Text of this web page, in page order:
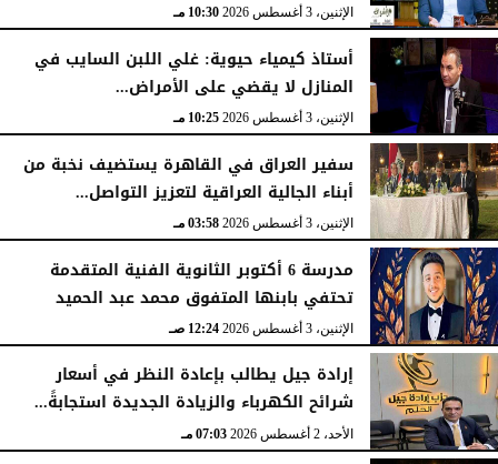
الإثنين، 3 أغسطس 2026 10:30 مـ
أستاذ كيمياء حيوية: غلي اللبن السايب في
المنازل لا يقضي على الأمراض...
الإثنين، 3 أغسطس 2026 10:25 مـ
سفير العراق في القاهرة يستضيف نخبة من
أبناء الجالية العراقية لتعزيز التواصل...
الإثنين، 3 أغسطس 2026 03:58 مـ
مدرسة 6 أكتوبر الثانوية الفنية المتقدمة
تحتفي بابنها المتفوق محمد عبد الحميد
الإثنين، 3 أغسطس 2026 12:24 صـ
إرادة جيل يطالب بإعادة النظر في أسعار
شرائح الكهرباء والزيادة الجديدة استجابةً...
الأحد، 2 أغسطس 2026 07:03 مـ